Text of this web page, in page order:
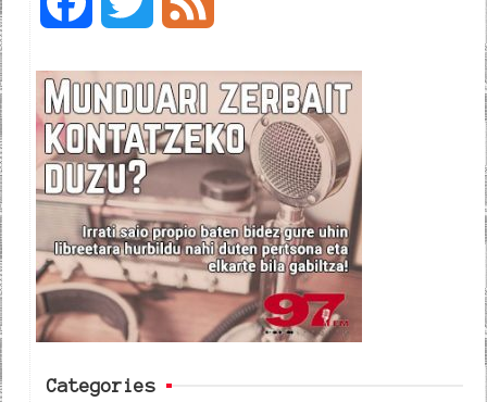
c
e
b
o
o
i
t
t
e
e
d
Categories